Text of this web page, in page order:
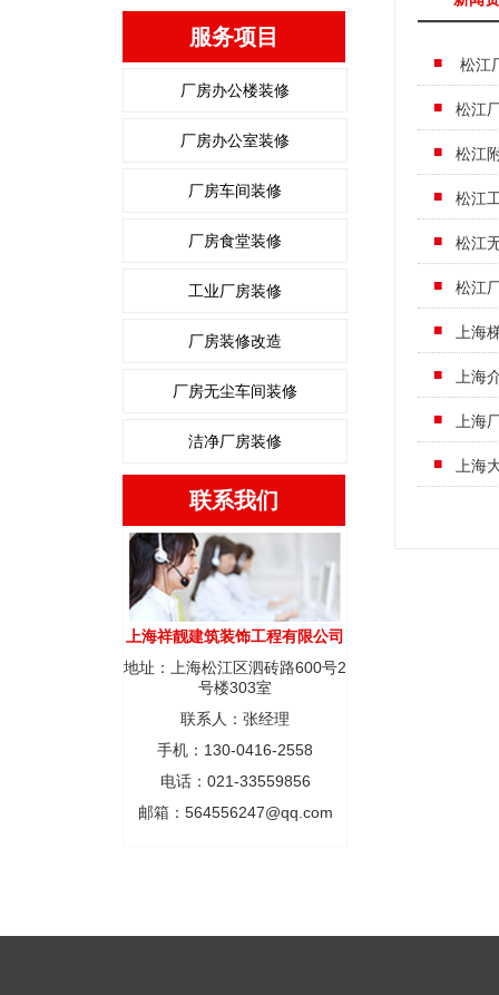
服务项目
厂房办公楼装修
厂房办公室装修
厂房车间装修
厂房食堂装修
工业厂房装修
厂房装修改造
厂房无尘车间装修
洁净厂房装修
联系我们
上海祥靓建筑装饰工程有限公司
地址：上海松江区泗砖路600号2
号楼303室
联系人：张经理
手机：130-0416-2558
电话：021-33559856
邮箱：564556247@qq.com
松江
松江
松江
松江
松江
松江
上海
上海
上海
上海